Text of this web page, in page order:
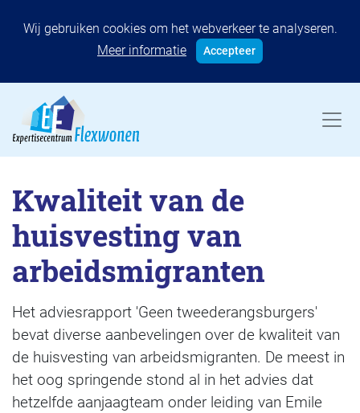
Wij gebruiken cookies om het webverkeer te analyseren.
Meer informatie
Accepteer
Kwaliteit van de
huisvesting van
arbeidsmigranten
Het adviesrapport 'Geen tweederangsburgers'
bevat diverse aanbevelingen over de kwaliteit van
de huisvesting van arbeidsmigranten. De meest in
het oog springende stond al in het advies dat
hetzelfde aanjaagteam onder leiding van Emile